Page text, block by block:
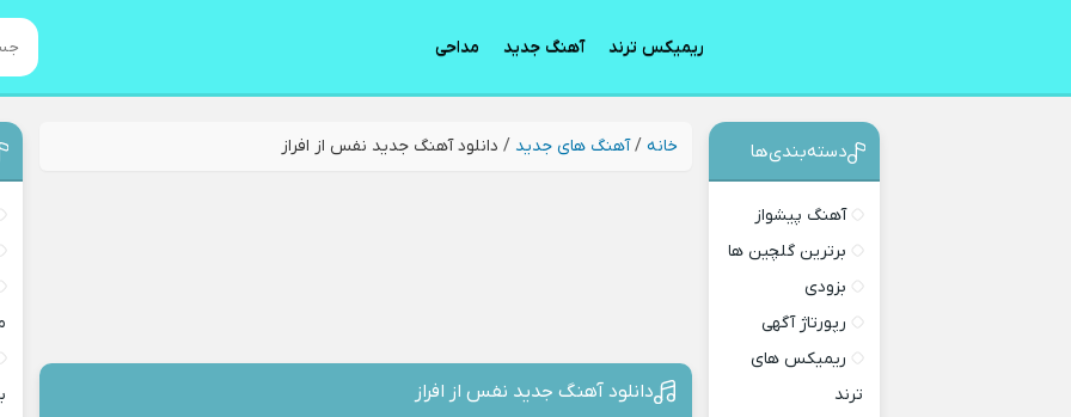
ریمیکس ترند آهنگ جدید مداحی
خانه /آهنگ های جدید / دانلود آهنگ جدید نفس از افراز
دانلود آهنگ جدید نفس از افراز
دسته‌بندی‎‌‌ها
آهنگ پیشواز
برترین گلچین ها
بزودی
رپورتاژ آگهی
ریمیکس های
ترند